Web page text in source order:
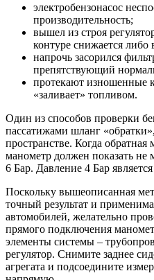
электробензонасос
производительность;
вышел из строя
контуре снижается либо
напрочь засорился
препятствующий
протекают изношенные
«заливает» топливом.
Один из способов проверки
пассатижами шланг
пространстве. Когда обратная
манометр должен показать не
6 Бар. Давление 4 Бар
Поскольку вышеописанная
точный результат и
автомобилей, желательно
прямого подключения
элементы системы –
регулятор. Снимите заднее
агрегата и подсоедините